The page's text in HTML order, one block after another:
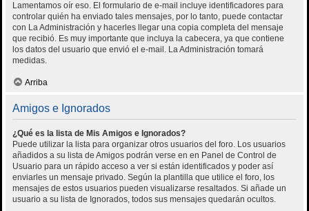
Lamentamos oír eso. El formulario de e-mail incluye identificadores para
controlar quién ha enviado tales mensajes, por lo tanto, puede contactar
con La Administración y hacerles llegar una copia completa del mensaje
que recibió. Es muy importante que incluya la cabecera, ya que contiene
los datos del usuario que envió el e-mail. La Administración tomará
medidas.
Arriba
Amigos e Ignorados
¿Qué es la lista de Mis Amigos e Ignorados?
Puede utilizar la lista para organizar otros usuarios del foro. Los usuarios
añadidos a su lista de Amigos podrán verse en en Panel de Control de
Usuario para un rápido acceso a ver si están identificados y poder así
enviarles un mensaje privado. Según la plantilla que utilice el foro, los
mensajes de estos usuarios pueden visualizarse resaltados. Si añade un
usuario a su lista de Ignorados, todos sus mensajes quedarán ocultos.